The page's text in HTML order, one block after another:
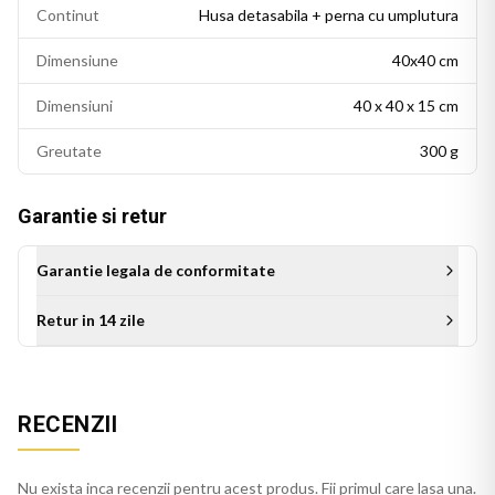
Este potrivita si ca idee de cadou pentru persoanele cu un
Continut Husa detasabila + perna cu umplutura
Dimensiune 40x40 cm
Dimensiuni 40 x 40 x 15 cm
Greutate 300 g
Garantie si retur
Garantie legala de conformitate
Retur in 14 zile
RECENZII
Nu exista inca recenzii pentru acest produs. Fii primul care lasa una.